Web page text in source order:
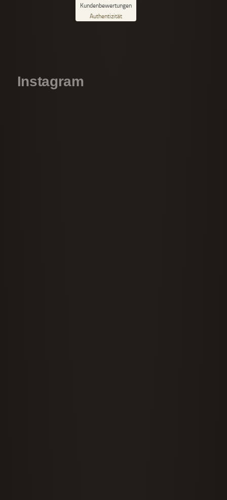
Kundenbewertungen
Authentizität
Empfehlungen auf
ProvenExpert.com
4,97
/
Blick aufs ProvenExpert-Profil werfen
Instagram